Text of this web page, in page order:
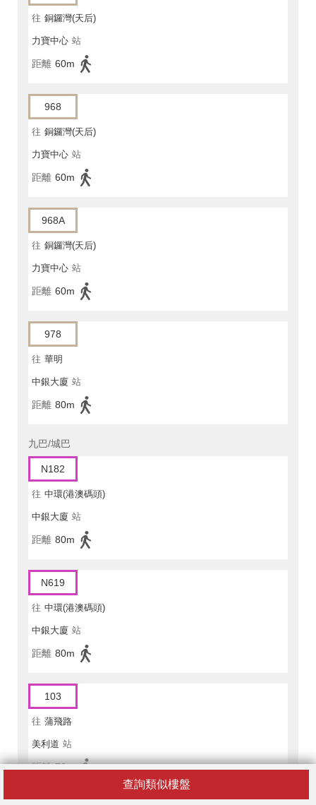
查詢類似樓盤
往 銅鑼灣(天后)
力寶中心 站
距離 60m
968
往 銅鑼灣(天后)
力寶中心 站
距離 60m
968A
往 銅鑼灣(天后)
力寶中心 站
距離 60m
978
往 華明
中銀大廈 站
距離 80m
九巴/城巴
N182
往 中環(港澳碼頭)
中銀大廈 站
距離 80m
N619
往 中環(港澳碼頭)
中銀大廈 站
距離 80m
103
往 蒲飛路
美利道 站
距離 70m